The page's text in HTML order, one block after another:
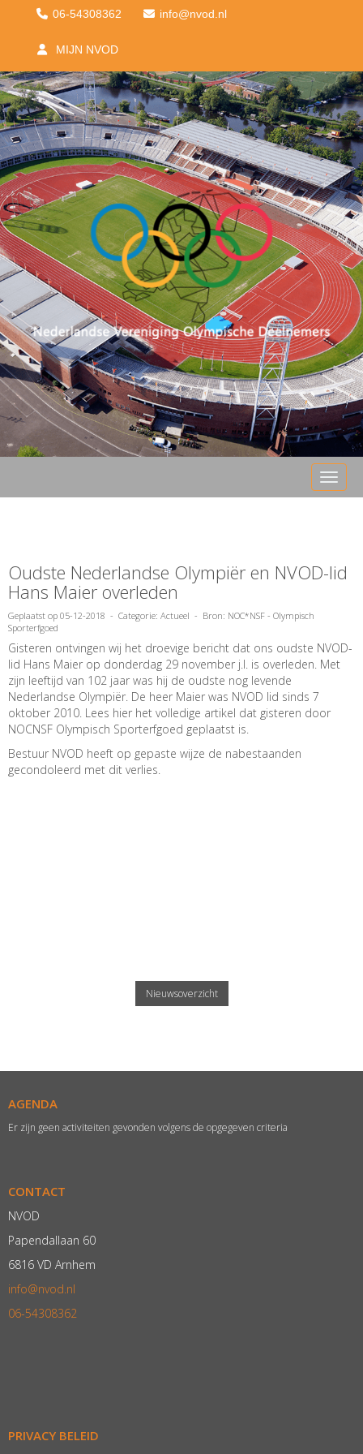
06-54308362 ofni@nvod.nl
MIJN NVOD
Toggle
Oudste Nederlandse Olympiër en NVOD-lid
Hans Maier overleden
Geplaatst op 05-12-2018 - Categorie: Actueel - Bron: NOC*NSF - Olympisch
Sporterfgoed
Gisteren ontvingen wij het droevige bericht dat ons oudste NVOD-
lid Hans Maier op donderdag 29 november j.l. is overleden. Met
zijn leeftijd van 102 jaar was hij de oudste nog levende
Nederlandse Olympiër. De heer Maier was NVOD lid sinds 7
oktober 2010. Lees hier het volledige artikel dat gisteren door
NOCNSF Olympisch Sporterfgoed geplaatst is.
Bestuur NVOD heeft op gepaste wijze de nabestaanden
gecondoleerd met dit verlies.
Nieuwsoverzicht
AGENDA
Er zijn geen activiteiten gevonden volgens de opgegeven criteria
CONTACT
NVOD
Papendallaan 60
6816 VD Arnhem
ofni@nvod.nl
06-54308362
PRIVACY BELEID